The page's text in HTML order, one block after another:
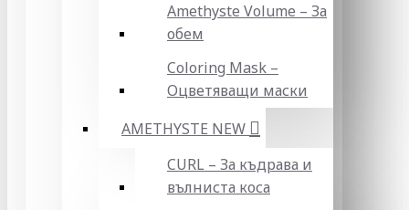
Amethyste Volume – За
обем
Coloring Mask –
Оцветяващи маски
AMETHYSTE NEW
CURL – За къдрава и
вълниста коса